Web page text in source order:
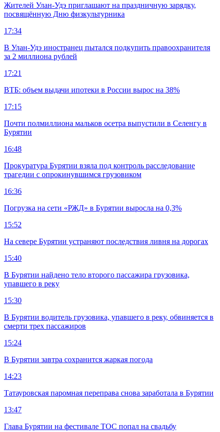
Жителей Улан-Удэ приглашают на праздничную зарядку,
посвящённую Дню физкультурника
17:34
В Улан-Удэ иностранец пытался подкупить правоохранителя
за 2 миллиона рублей
17:21
ВТБ: объем выдачи ипотеки в России вырос на 38%
17:15
Почти полмиллиона мальков осетра выпустили в Селенгу в
Бурятии
16:48
Прокуратура Бурятии взяла под контроль расследование
трагедии с опрокинувшимся грузовиком
16:36
Погрузка на сети «РЖД» в Бурятии выросла на 0,3%
15:52
На севере Бурятии устраняют последствия ливня на дорогах
15:40
В Бурятии найдено тело второго пассажира грузовика,
упавшего в реку
15:30
В Бурятии водитель грузовика, упавшего в реку, обвиняется в
смерти трех пассажиров
15:24
В Бурятии завтра сохранится жаркая погода
14:23
Татауровская паромная переправа снова заработала в Бурятии
13:47
Глава Бурятии на фестивале ТОС попал на свадьбу